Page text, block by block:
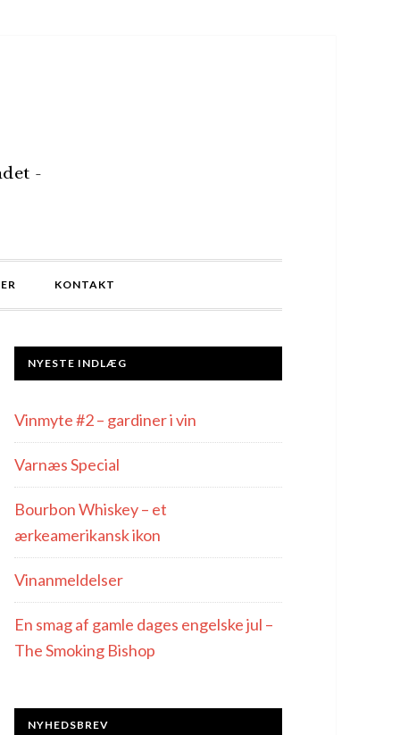
-
KONTAKT
NYESTE INDLÆG
Vinmyte #2 – gardiner i vin
Varnæs Special
Bourbon Whiskey – et
ærkeamerikansk ikon
Vinanmeldelser
En smag af gamle dages engelske jul –
The Smoking Bishop
NYHEDSBREV